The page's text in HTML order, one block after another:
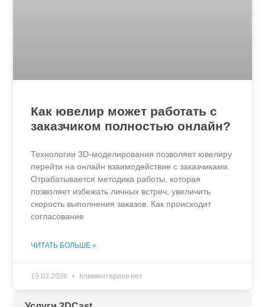
Как ювелир может работать с
заказчиком полностью онлайн?
Технологии 3D-моделирования позволяет ювелиру
перейти на онлайн взаимодействие с заказчиками.
Отрабатывается методика работы, которая
позволяет избежать личных встреч, увеличить
скорость выполнения заказов. Как происходит
согласование
ЧИТАТЬ БОЛЬШЕ »
19.03.2026 Комментариев нет